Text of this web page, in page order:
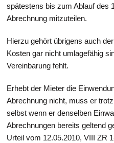
spätestens bis zum Ablauf des
Abrechnung mitzuteilen.
Hierzu gehört übrigens auch
Kosten gar nicht umlagefähig
Vereinbarung fehlt.
Erhebt der Mieter die
Abrechnung nicht, muss er
selbst wenn er denselben
Abrechnungen bereits geltend
Urteil vom 12.05.2010, VIII ZR